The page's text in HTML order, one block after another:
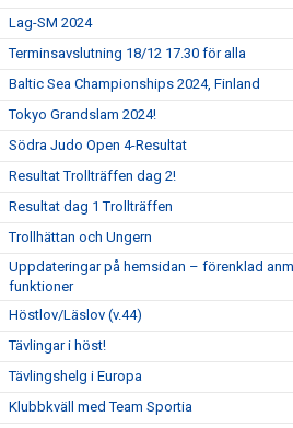
Lag-SM 2024
Terminsavslutning 18/12 17.30 för alla
Baltic Sea Championships 2024, Finland
Tokyo Grandslam 2024!
Södra Judo Open 4-Resultat
Resultat Trollträffen dag 2!
Resultat dag 1 Trollträffen
Trollhättan och Ungern
Uppdateringar på hemsidan – förenklad
funktioner
Höstlov/Läslov (v.44)
Tävlingar i höst!
Tävlingshelg i Europa
Klubbkväll med Team Sportia